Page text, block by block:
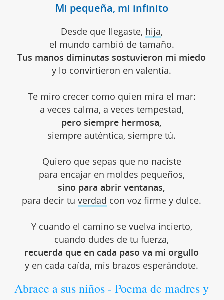
Mi pequeña, mi infinito
Desde que llegaste, hija,
el mundo cambió de tamaño.
Tus manos diminutas sostuvieron mi miedo
y lo convirtieron en valentía.
Te miro crecer como quien mira el mar:
a veces calma, a veces tempestad,
pero siempre hermosa,
siempre auténtica, siempre tú.
Quiero que sepas que no naciste
para encajar en moldes pequeños,
sino para abrir ventanas,
para decir tuverdad con voz firme y dulce.
Y cuando el camino se vuelva incierto,
cuando dudes de tu fuerza,
recuerda que en cada paso va mi orgullo
y en cada caída, mis brazos esperándote.
Abrace a sus niños - Poema de madres y